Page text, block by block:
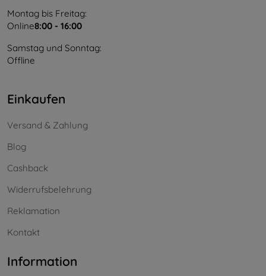
Montag bis Freitag:
Online8:00 - 16:00
Samstag und Sonntag:
Offline
Einkaufen
Versand & Zahlung
Blog
Cashback
Widerrufsbelehrung
Reklamation
Kontakt
Information